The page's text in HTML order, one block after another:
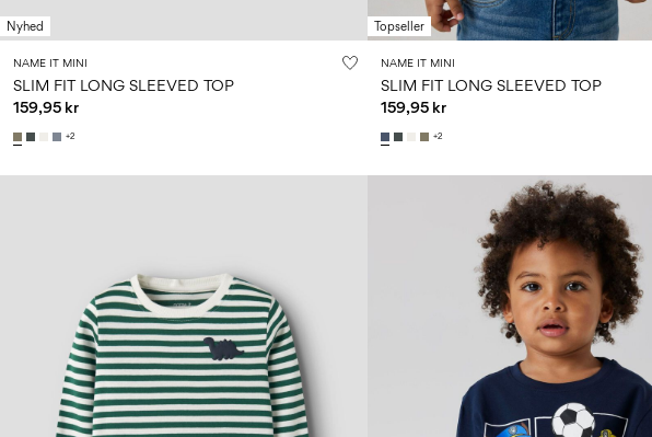
Nyhed
NAME IT MINI
SLIM FIT LONG SLEEVED TOP
159,95 kr
+2
Topseller
NAME IT MINI
SLIM FIT LONG SLEEVED TOP
159,95 kr
+2